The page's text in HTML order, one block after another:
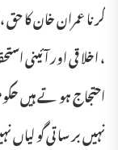
کر نا عمران خان کا حق
، اخلا قی اور آ
احتجاج ہو تے ہیں
نہیں بر سا تی گو لیاں